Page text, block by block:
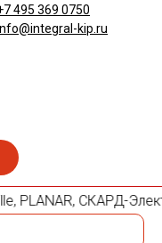
495 369 0750
kip.ru
СКАРД-